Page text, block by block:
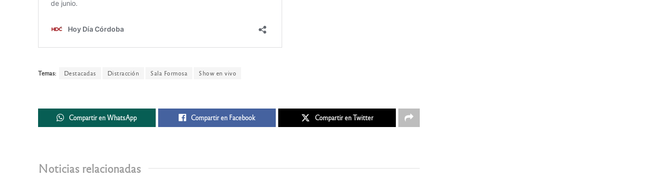
Temas: Destacadas Distracción Sala Formosa Show en vivo
Compartir en WhatsApp Compartir en Facebook Compartir en Twitter
Noticias relacionadas